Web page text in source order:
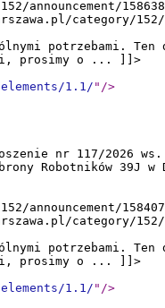
announcement/158638
category/152/
potrzebami. Ten
prosimy o ... ]]>
1.1/ " />
nr 117/
Robotników 39J
announcement/158407
category/152/
potrzebami. Ten
prosimy o ... ]]>
1.1/ " />